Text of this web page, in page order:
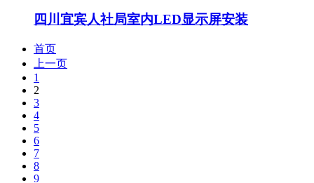
四川宜宾人社局室内LED显示屏安装
首页
上一页
1
2
3
4
5
6
7
8
9